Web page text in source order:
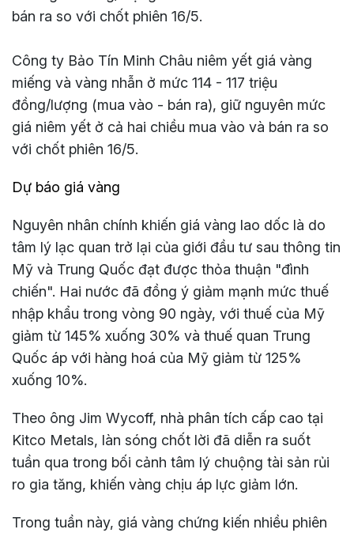
bán ra so với chốt phiên 16/5.
Công ty Bảo Tín Minh Châu niêm yết giá vàng
miếng và vàng nhẫn ở mức 114 - 117 triệu
đồng/lượng (mua vào - bán ra), giữ nguyên mức
giá niêm yết ở cả hai chiều mua vào và bán ra so
với chốt phiên 16/5.
Dự báo giá vàng
Nguyên nhân chính khiến giá vàng lao dốc là do
tâm lý lạc quan trở lại của giới đầu tư sau thông tin
Mỹ và Trung Quốc đạt được thỏa thuận "đình
chiến". Hai nước đã đồng ý giảm mạnh mức thuế
nhập khẩu trong vòng 90 ngày, với thuế của Mỹ
giảm từ 145% xuống 30% và thuế quan Trung
Quốc áp với hàng hoá của Mỹ giảm từ 125%
xuống 10%.
Theo ông Jim Wycoff, nhà phân tích cấp cao tại
Kitco Metals, làn sóng chốt lời đã diễn ra suốt
tuần qua trong bối cảnh tâm lý chuộng tài sản rủi
ro gia tăng, khiến vàng chịu áp lực giảm lớn.
Trong tuần này, giá vàng chứng kiến nhiều phiên